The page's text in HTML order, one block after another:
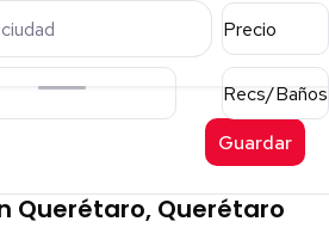
Precio
Recs/Baños
Guardar
Querétaro, Querétaro